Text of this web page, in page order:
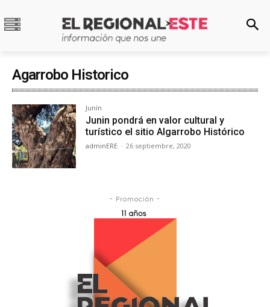
Agarrobo Historico
Junín
Junin pondrá en valor cultural y
turístico el sitio Algarrobo Histórico
adminERE - 26 septiembre, 2020
- Promoción -